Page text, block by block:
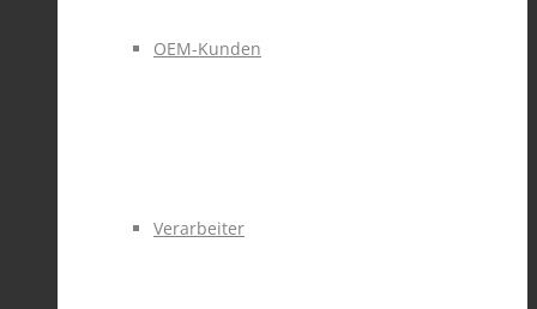
OEM-Kunden
Verarbeiter